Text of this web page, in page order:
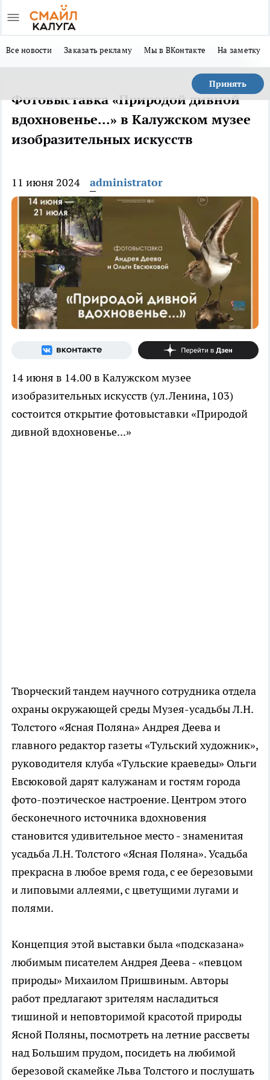
Все новости Заказать рекламу Мы в ВКонтакте На заметку
Принять
Фотовыставка «Природой дивной
вдохновенье...» в Калужском музее
изобразительных искусств
11 июня 2024 administrator
14 июня в 14.00 в Калужском музее
изобразительных искусств (ул.Ленина, 103)
состоится открытие фотовыставки «Природой
дивной вдохновенье...»
Творческий тандем научного сотрудника отдела
охраны окружающей среды Музея-усадьбы Л.Н.
Толстого «Ясная Поляна» Андрея Деева и
главного редактор газеты «Тульский художник»,
руководителя клуба «Тульские краеведы» Ольги
Евсюковой дарят калужанам и гостям города
фото-поэтическое настроение. Центром этого
бесконечного источника вдохновения
становится удивительное место - знаменитая
усадьба Л.Н. Толстого «Ясная Поляна». Усадьба
прекрасна в любое время года, с ее березовыми
и липовыми аллеями, с цветущими лугами и
полями.
Концепция этой выставки была «подсказана»
любимым писателем Андрея Деева - «певцом
природы» Михаилом Пришвиным. Авторы
работ предлагают зрителям насладиться
тишиной и неповторимой красотой природы
Ясной Поляны, посмотреть на летние рассветы
над Большим прудом, посидеть на любимой
березовой скамейке Льва Толстого и послушать